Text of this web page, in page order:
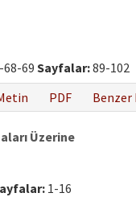
68-69 Sayfalar:89-102
PDF Benzer
Üzerine
1-16